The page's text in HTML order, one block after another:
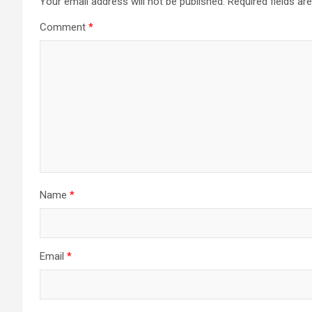
Comment *
Name *
Email *